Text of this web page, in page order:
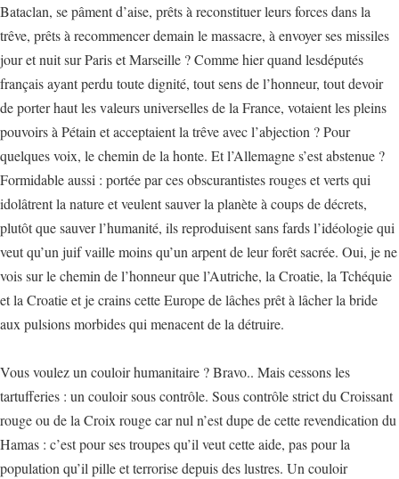
Bataclan, se pâment d’aise, prêts à reconstituer leurs forces dans la
trêve, prêts à recommencer demain le massacre, à envoyer ses missiles
jour et nuit sur Paris et Marseille ? Comme hier quand lesdéputés
français ayant perdu toute dignité, tout sens de l’honneur, tout devoir
de porter haut les valeurs universelles de la France, votaient les pleins
pouvoirs à Pétain et acceptaient la trêve avec l’abjection ? Pour
quelques voix, le chemin de la honte. Et l’Allemagne s’est abstenue ?
Formidable aussi : portée par ces obscurantistes rouges et verts qui
idolâtrent la nature et veulent sauver la planète à coups de décrets,
plutôt que sauver l’humanité, ils reproduisent sans fards l’idéologie qui
veut qu’un juif vaille moins qu’un arpent de leur forêt sacrée. Oui, je ne
vois sur le chemin de l’honneur que l’Autriche, la Croatie, la Tchéquie
et la Croatie et je crains cette Europe de lâches prêt à lâcher la bride
aux pulsions morbides qui menacent de la détruire.
Vous voulez un couloir humanitaire ? Bravo.. Mais cessons les
tartufferies : un couloir sous contrôle. Sous contrôle strict du Croissant
rouge ou de la Croix rouge car nul n’est dupe de cette revendication du
Hamas : c’est pour ses troupes qu’il veut cette aide, pas pour la
population qu’il pille et terrorise depuis des lustres. Un couloir